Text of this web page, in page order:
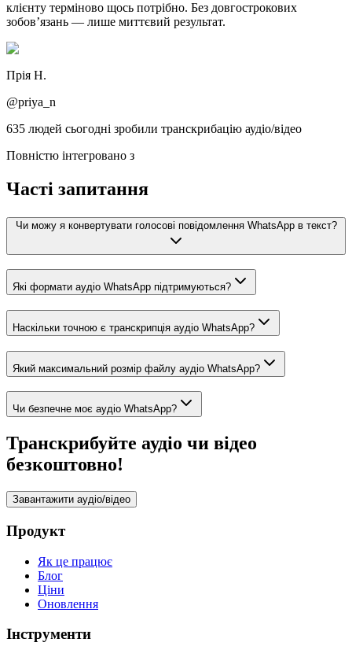
клієнту терміново щось потрібно. Без довгострокових
зобов’язань — лише миттєвий результат.
Прія Н.
@priya_n
635 людей сьогодні зробили транскрибацію аудіо/відео
Повністю інтегровано з
Часті запитання
Чи можу я конвертувати голосові повідомлення WhatsApp в текст?
Які формати аудіо WhatsApp підтримуються?
Наскільки точною є транскрипція аудіо WhatsApp?
Який максимальний розмір файлу аудіо WhatsApp?
Чи безпечне моє аудіо WhatsApp?
Транскрибуйте аудіо чи відео
безкоштовно!
Завантажити аудіо/відео
Продукт
Як це працює
Блог
Ціни
Оновлення
Інструменти